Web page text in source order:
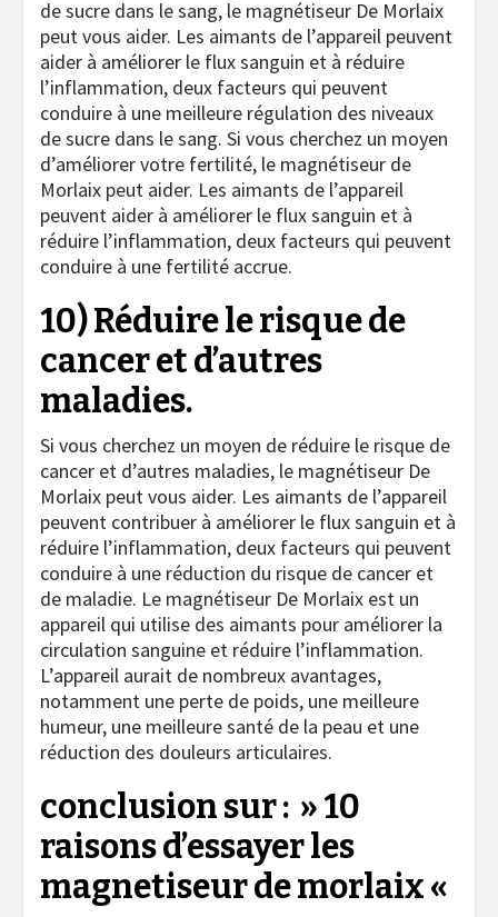
de sucre dans le sang, le magnétiseur De Morlaix
peut vous aider. Les aimants de l’appareil peuvent
aider à améliorer le flux sanguin et à réduire
l’inflammation, deux facteurs qui peuvent
conduire à une meilleure régulation des niveaux
de sucre dans le sang. Si vous cherchez un moyen
d’améliorer votre fertilité, le magnétiseur de
Morlaix peut aider. Les aimants de l’appareil
peuvent aider à améliorer le flux sanguin et à
réduire l’inflammation, deux facteurs qui peuvent
conduire à une fertilité accrue.
10) Réduire le risque de
cancer et d’autres
maladies.
Si vous cherchez un moyen de réduire le risque de
cancer et d’autres maladies, le magnétiseur De
Morlaix peut vous aider. Les aimants de l’appareil
peuvent contribuer à améliorer le flux sanguin et à
réduire l’inflammation, deux facteurs qui peuvent
conduire à une réduction du risque de cancer et
de maladie. Le magnétiseur De Morlaix est un
appareil qui utilise des aimants pour améliorer la
circulation sanguine et réduire l’inflammation.
L’appareil aurait de nombreux avantages,
notamment une perte de poids, une meilleure
humeur, une meilleure santé de la peau et une
réduction des douleurs articulaires.
conclusion sur : » 10
raisons d’essayer les
magnetiseur de morlaix «